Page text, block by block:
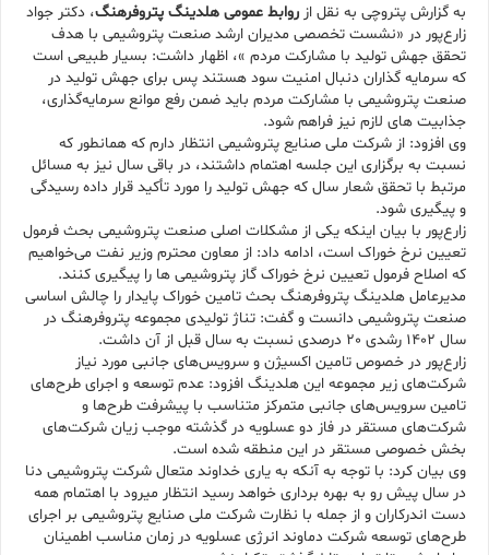
به گزارش پتروچی به نقل از روابط عمومی هلدینگ پتروفرهنگ، دکتر جواد
زارع‌پور در «نشست تخصصی مدیران ارشد صنعت پتروشیمی با هدف
تحقق جهش تولید با مشارکت مردم »، اظهار داشت: بسیار طبیعی است
که سرمایه گذاران دنبال امنیت سود هستند پس برای جهش تولید در
صنعت پتروشیمی با مشارکت مردم باید ضمن رفع موانع سرمایه‌گذاری،
جذابیت های لازم نیز فراهم شود.
وی افزود: از شرکت ملی صنایع پتروشیمی انتظار دارم که همانطور که
نسبت به برگزاری این جلسه اهتمام داشتند، در باقی سال نیز به مسائل
مرتبط با تحقق شعار سال که جهش تولید را مورد تأکید قرار داده رسیدگی
و پیگیری شود.
زارع‌پور با بیان اینکه یکی از مشکلات اصلی صنعت پتروشیمی بحث فرمول
تعیین نرخ خوراک است، ادامه داد: از معاون محترم وزیر نفت می‌خواهیم
که اصلاح فرمول تعیین نرخ خوراک گاز پتروشیمی ها را پیگیری کنند.
مدیرعامل هلدینگ پتروفرهنگ بحث تامین خوراک پایدار را چالش اساسی
صنعت پتروشیمی دانست و گفت: تناژ تولیدی مجموعه پتروفرهنگ در
سال 1402 رشدی 20 درصدی نسبت به سال قبل از آن داشت.
زارع‌پور در خصوص تامین اکسیژن و سرویس‌های جانبی مورد نیاز
شرکت‌های زیر مجموعه این هلدینگ افزود: عدم توسعه و اجرای طرح‌های
تامین سرویس‌های جانبی متمرکز متناسب با پیشرفت طرح‌ها و
شرکت‌های مستقر در فاز دو عسلویه در گذشته موجب زیان شرکت‌های
بخش خصوصی مستقر در این منطقه شده است.
وی بیان کرد: با توجه به آنکه به یاری خداوند متعال شرکت پتروشیمی دنا
در سال پیش رو به بهره برداری خواهد رسید انتظار میرود با اهتمام همه
دست اندرکاران و از جمله با نظارت شرکت ملی صنایع پتروشیمی بر اجرای
طرح‌های توسعه شرکت دماوند انرژی عسلویه در زمان مناسب اطمینان